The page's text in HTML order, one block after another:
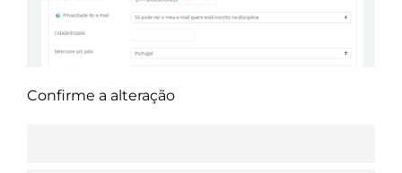
Confirme a alteração